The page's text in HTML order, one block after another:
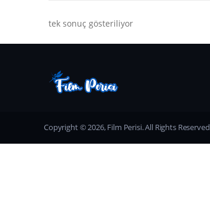
tek sonuç gösteriliyor
Copyright © 2026, Film Perisi. All Rights Reserved